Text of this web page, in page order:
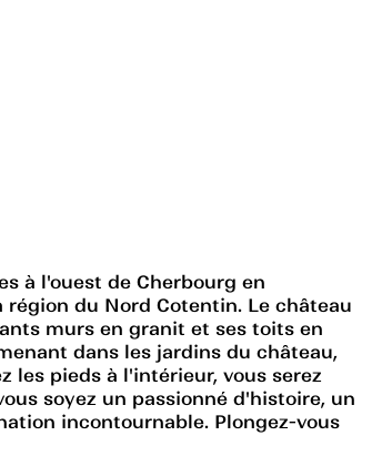
à l'ouest de Cherbourg en
du Nord Cotentin. Le château
murs en granit et ses toits en
dans les jardins du château,
les pieds à l'intérieur, vous serez
soyez un passionné d'histoire, un
incontournable. Plongez-vous